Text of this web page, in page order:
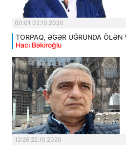
00:01 02.10.2020
TORPAQ, ƏGƏR UĞRUNDA
Hacı Bəkiroğlu
12:26 22.10.2020